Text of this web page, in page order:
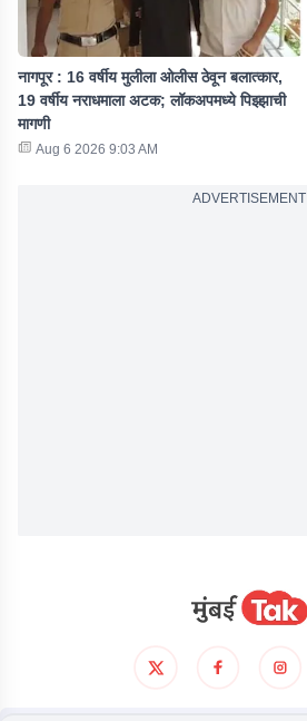
नागपूर : 16 वर्षीय मुलीला ओलीस ठेवून बलात्कार,
19 वर्षीय नराधमाला अटक; लॉकअपमध्ये पिझ्झाची
मागणी
Aug 6 2026 9:03 AM
ADVERTISEMENT